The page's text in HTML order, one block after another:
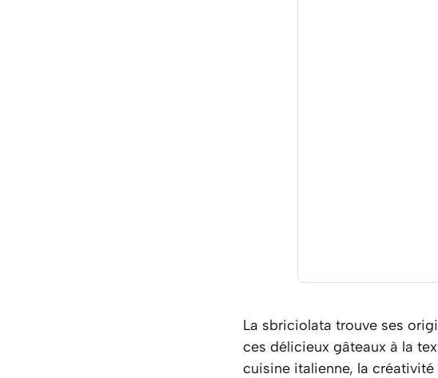
La sbriciolata trouve ses
ces délicieux gâteaux à la
cuisine italienne, la